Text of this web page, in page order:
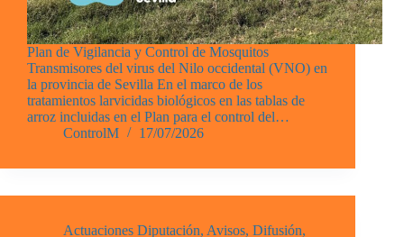
Plan de Vigilancia y Control de Mosquitos
Transmisores del virus del Nilo occidental (VNO) en
la provincia de Sevilla En el marco de los
tratamientos larvicidas biológicos en las tablas de
arroz incluidas en el Plan para el control del…
ControlM
17/07/2026
Actuaciones Diputación, Avisos, Difusión,